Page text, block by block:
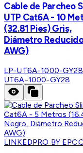
Cable de Parcheo
UTP Cat6A - 10
(32.81 Pies) Gris,
Diámetro
AWG)
LP-UT6A-1000-GY28
UT6A-1000-GY28
LINKEDPRO BY